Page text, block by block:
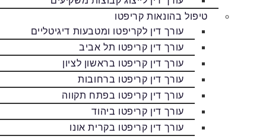
טיפול בהונאות קריפטו
עורך דין לקריפטו ומטבעות דיגיטליים
עורך דין קריפטו תל אביב
עורך דין קריפטו בראשון לציון
עורך דין קריפטו ברחובות
עורך דין קריפטו בפתח תקווה
עורך דין קריפטו ביהוד
עורך דין קריפטו בקרית אונו